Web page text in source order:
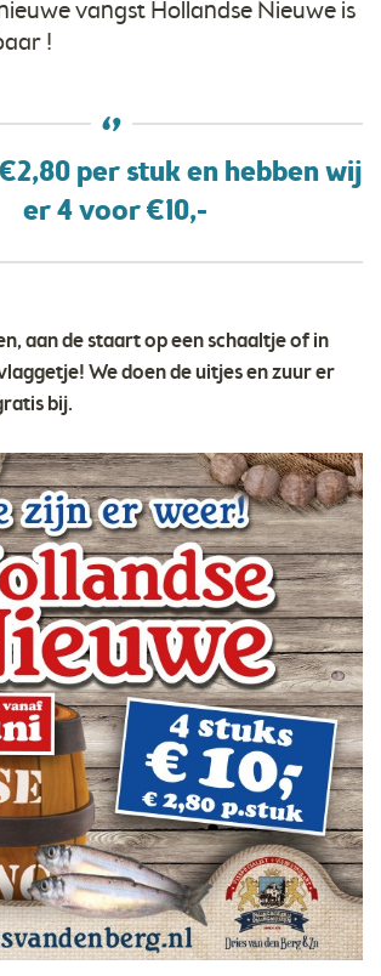
vangst Hollandse Nieuwe is
!
per stuk en hebben wij
er 4 voor €10,-
aan de staart op een schaaltje of in
We doen de uitjes en zuur er
bij.